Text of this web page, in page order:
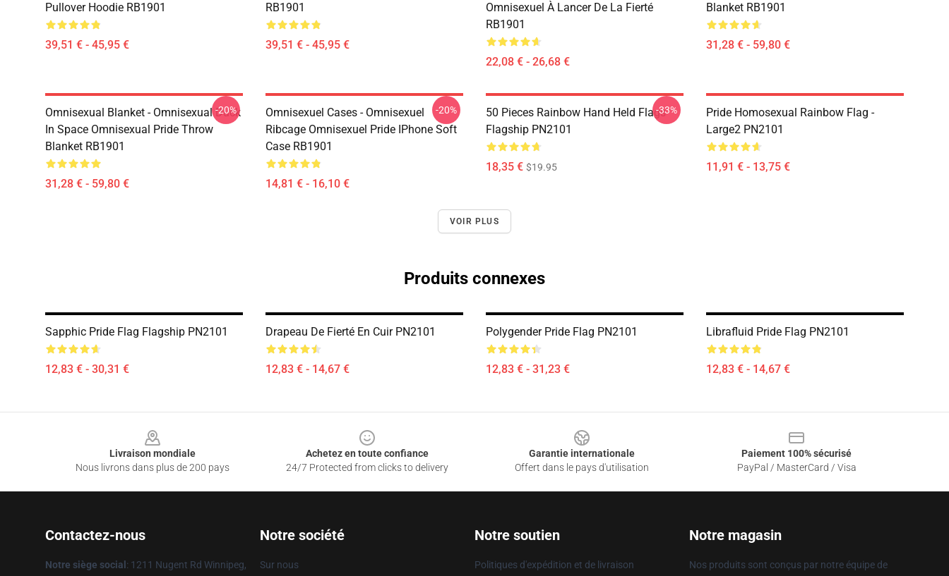
Pullover Hoodie RB1901
39,51 € - 45,95 €
RB1901
39,51 € - 45,95 €
Omnisexuel À Lancer De La Fierté
RB1901
22,08 € - 26,68 €
Blanket RB1901
31,28 € - 59,80 €
Omnisexual Blanket - Omnisexual Duck
In Space Omnisexual Pride Throw
Blanket RB1901
31,28 € - 59,80 €
-20%
Omnisexuel Cases - Omnisexuel
Ribcage Omnisexuel Pride IPhone Soft
Case RB1901
14,81 € - 16,10 €
-20%
50 Pieces Rainbow Hand Held Flags
Flagship PN2101
18,35 € $19.95
-33%
Pride Homosexual Rainbow Flag -
Large2 PN2101
11,91 € - 13,75 €
VOIR PLUS
Produits connexes
Sapphic Pride Flag Flagship PN2101
12,83 € - 30,31 €
Drapeau De Fierté En Cuir PN2101
12,83 € - 14,67 €
Polygender Pride Flag PN2101
12,83 € - 31,23 €
Librafluid Pride Flag PN2101
12,83 € - 14,67 €
Livraison mondiale
Nous livrons dans plus de 200 pays
Achetez en toute confiance
24/7 Protected from clicks to delivery
Garantie internationale
Offert dans le pays d'utilisation
Paiement 100% sécurisé
PayPal / MasterCard / Visa
Contactez-nous
Notre siège social : 1211 Nugent Rd Winnipeg,
Notre société
Sur nous
Notre soutien
Politiques d'expédition et de livraison
Notre magasin
Nos produits sont conçus par notre équipe de